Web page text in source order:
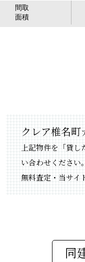
間取
面積
クレア椎名町
上記物件を「貸
い合わせください。
無料査定・当サイ
同